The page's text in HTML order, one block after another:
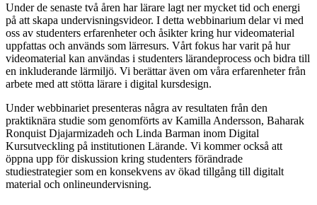
Under de senaste två åren har lärare lagt ner mycket tid och energi
på att skapa undervisningsvideor. I detta webbinarium delar vi med
oss av studenters erfarenheter och åsikter kring hur videomaterial
uppfattas och används som lärresurs. Vårt fokus har varit på hur
videomaterial kan användas i studenters lärandeprocess och bidra till
en inkluderande lärmiljö. Vi berättar även om våra erfarenheter från
arbete med att stötta lärare i digital kursdesign.
Under webbinariet presenteras några av resultaten från den
praktiknära studie som genomförts av Kamilla Andersson, Baharak
Ronquist Djajarmizadeh och Linda Barman inom Digital
Kursutveckling på institutionen Lärande. Vi kommer också att
öppna upp för diskussion kring studenters förändrade
studiestrategier som en konsekvens av ökad tillgång till digitalt
material och onlineundervisning.